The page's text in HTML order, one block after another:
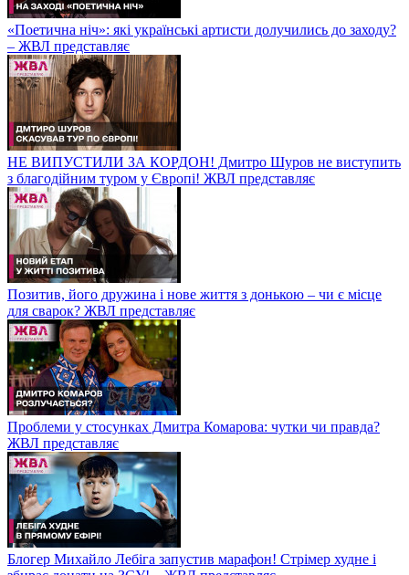
«Поетична ніч»: які українські артисти долучились до заходу?
– ЖВЛ представляє
НЕ ВИПУСТИЛИ ЗА КОРДОН! Дмитро Шуров не виступить
з благодійним туром у Європі! ЖВЛ представляє
Позитив, його дружина і нове життя з донькою – чи є місце
для сварок? ЖВЛ представляє
Проблеми у стосунках Дмитра Комарова: чутки чи правда?
ЖВЛ представляє
Блогер Михайло Лебіга запустив марафон! Стрімер худне і